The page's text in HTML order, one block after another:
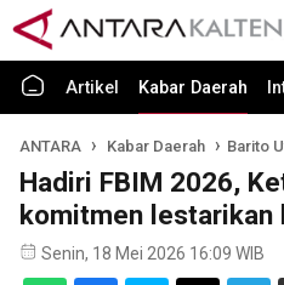
Artikel Kabar Daerah
ANTARA Kabar Daerah Barito
Hadiri FBIM 2026,
komitmen lestarikan
Senin, 18 Mei 2026 16:09 WIB